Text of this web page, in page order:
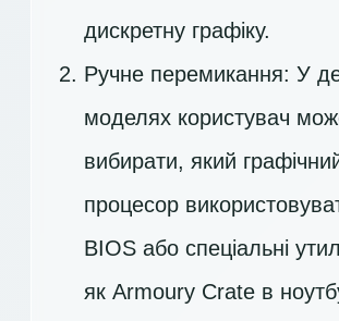
дискретну графіку.
Ручне перемикання: У
моделях користувач
вибирати, який
процесор
BIOS або спеціальні
як Armoury Crate в